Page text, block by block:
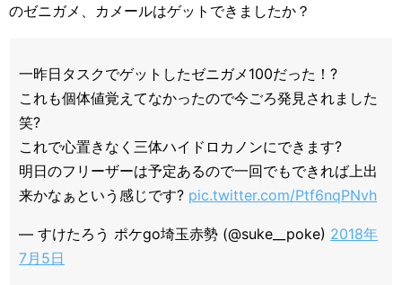
のゼニガメ、カメールはゲットできましたか？
一昨日タスクでゲットしたゼニガメ100だった！?
これも個体値覚えてなかったので今ごろ発見されました
笑?
これで心置きなく三体ハイドロカノンにできます?
明日のフリーザーは予定あるので一回でもできれば上出
来かなぁという感じです? pic.twitter.com/Ptf6nqPNvh
— すけたろう ポケgo埼玉赤勢 (@suke__poke) 2018年
7月5日